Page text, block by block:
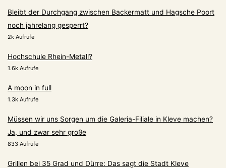
Bleibt der Durchgang zwischen Backermatt und Hagsche Poort
noch jahrelang gesperrt?
2k Aufrufe
Hochschule Rhein-Metall?
1.6k Aufrufe
A moon in full
1.3k Aufrufe
Müssen wir uns Sorgen um die Galeria-Filiale in Kleve machen?
Ja, und zwar sehr große
833 Aufrufe
Grillen bei 35 Grad und Dürre: Das sagt die Stadt Kleve